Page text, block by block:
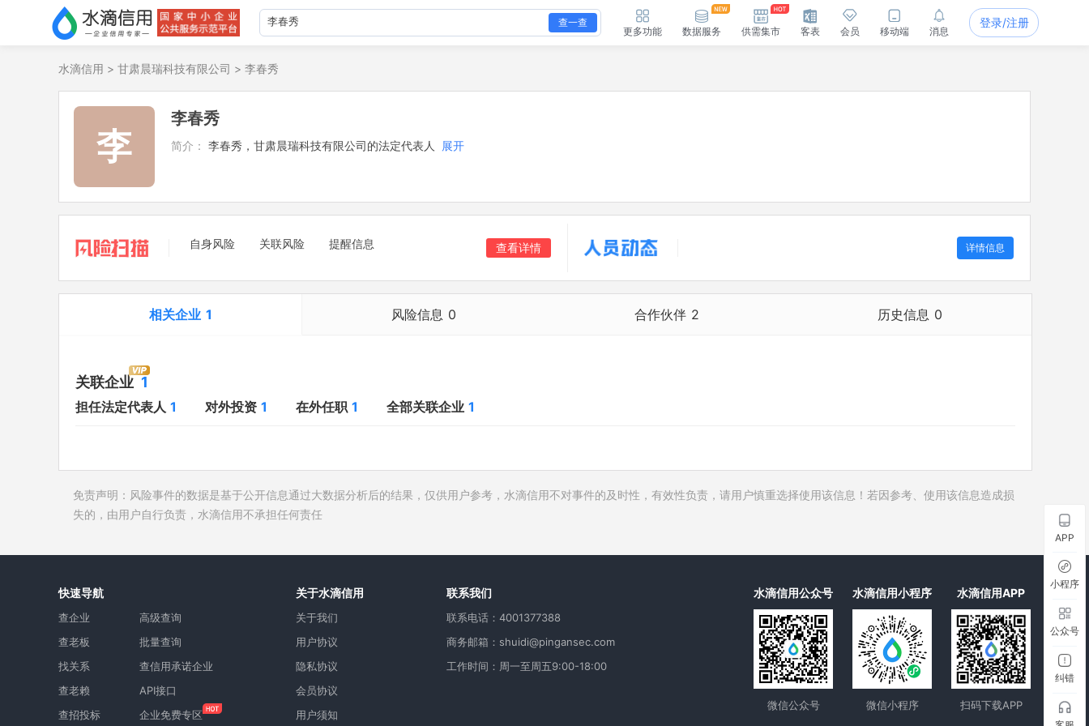
查一查
更多功能 数据服务 供需集市 客表 会员 移动端 消息
登录/注册
水滴信用 > 甘肃晨瑞科技有限公司 > 李春秀
李
李春秀
简介： 李春秀，甘肃晨瑞科技有限公司的法定代表人 展开
自身风险 关联风险 提醒信息 查看详情 详情信息
相关企业 1
对外投资 1
在外任职 1
所属集团
风险信息 0
法院公告
失信被执行人
司法协助
合作伙伴 2 历史信息 0
历史被执行人
历史司法协助
关联企业 1
担任法定代表人 1 对外投资 1 在外任职 1 全部关联企业 1
免责声明：风险事件的数据是基于公开信息通过大数据分析后的结果，仅供用户参考，水滴信用不对事件的及时性，有效性负责，请用户慎重选择使用该信息！若因参考、使用该信息造成损
失的，由用户自行负责，水滴信用不承担任何责任
快速导航
查企业
查老板
找关系
查老赖
查招投标
高级查询
批量查询
查信用承诺企业
API接口
企业免费专区
关于水滴信用
关于我们
用户协议
隐私协议
会员协议
用户须知
联系我们
联系电话：4001377388
商务邮箱：shuidi@pingansec.com
工作时间：周一至周五9:00-18:00
水滴信用公众号
微信公众号
水滴信用小程序
微信小程序
水滴信用APP
扫码下载APP
APP
小程序
公众号
纠错